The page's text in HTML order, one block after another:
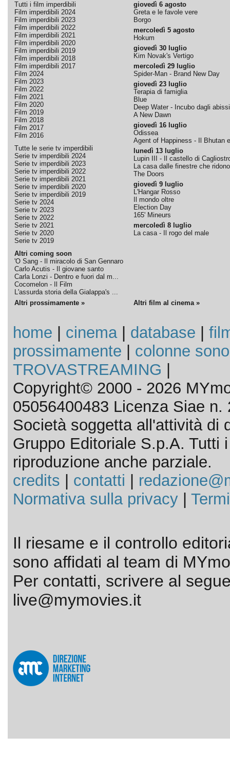
Tutti i film imperdibili
Film imperdibili 2024
Film imperdibili 2023
Film imperdibili 2022
Film imperdibili 2021
Film imperdibili 2020
Film imperdibili 2019
Film imperdibili 2018
Film imperdibili 2017
Film 2024
Film 2023
Film 2022
Film 2021
Film 2020
Film 2019
Film 2018
Film 2017
Film 2016
Tutte le serie tv imperdibili
Serie tv imperdibili 2024
Serie tv imperdibili 2023
Serie tv imperdibili 2022
Serie tv imperdibili 2021
Serie tv imperdibili 2020
Serie tv imperdibili 2019
Serie tv 2024
Serie tv 2023
Serie tv 2022
Serie tv 2021
Serie tv 2020
Serie tv 2019
Altri coming soon
'O Sang - Il miracolo di San Gennaro
Carlo Acutis - Il giovane santo
Carla Lonzi - Dentro e fuori dal m...
Cocomelon - Il Film
L'assurda storia della Gialappa's ...
giovedì 6 agosto
Greta e le favole vere
Borgo
mercoledì 5 agosto
Hokum
giovedì 30 luglio
Kim Novak's Vertigo
mercoledì 29 luglio
Spider-Man - Brand New Day
giovedì 23 luglio
Terapia di famiglia
Blue
Deep Water - Incubo dagli abissi
A New Dawn
giovedì 16 luglio
Odissea
Agent of Happiness - Il Bhutan
lunedì 13 luglio
Lupin III - Il castello di
La casa dalle finestre che ridono
The Doors
giovedì 9 luglio
L'Hangar Rosso
Il mondo oltre
Election Day
165' Mineurs
mercoledì 8 luglio
La casa - Il rogo del male
Altri prossimamente » Altri film al cinema »
home cinema| database
prossimamente
colonne
TROVASTREAMING
Copyright© 2000 - 2026
05056400483 Licenza Siae n.
Società soggetta all'attività di
Gruppo Editoriale S.p.A. Tutti
riproduzione anche parziale.
credits
contatti
Normativa sulla privacy|
Il riesame e il controllo
sono affidati al team di
Per contatti, scrivere al
live@mymovies.it